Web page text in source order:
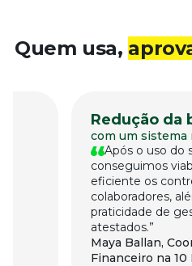
Quem usa,
Redução da
com um sistema
Após o uso do
conseguimos
eficiente os
colaboradores,
praticidade de
atestados.
Maya Ballan,
Financeiro na 10